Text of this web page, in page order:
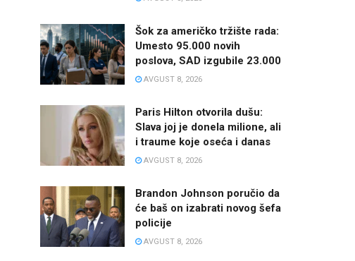
Šok za američko tržište rada:
Umesto 95.000 novih
poslova, SAD izgubile 23.000
AVGUST 8, 2026
Paris Hilton otvorila dušu:
Slava joj je donela milione, ali
i traume koje oseća i danas
AVGUST 8, 2026
Brandon Johnson poručio da
će baš on izabrati novog šefa
policije
AVGUST 8, 2026